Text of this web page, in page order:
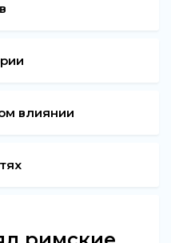
влиянии